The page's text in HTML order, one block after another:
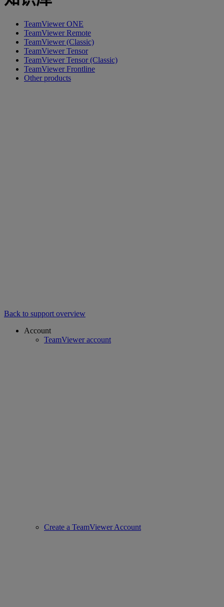
TeamViewer ONE
TeamViewer Remote
TeamViewer (Classic)
TeamViewer Tensor
TeamViewer Tensor (Classic)
TeamViewer Frontline
Other products
Back to support overview
Account
TeamViewer account
Create a TeamViewer Account